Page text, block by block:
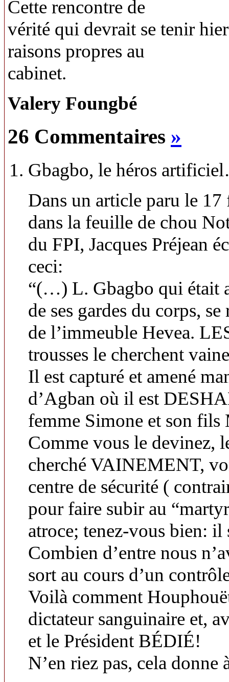
Cette rencontre de
vérité qui devrait se tenir
raisons propres au
cabinet.
Valery Foungbé
26 Commentaires »
Gbagbo, le héros
Dans un article paru le 17
dans la feuille de chou
du FPI, Jacques Préjean
ceci:
“(…) L. Gbagbo qui était
de ses gardes du corps,
de l’immeuble Hevea.
trousses le cherchent
Il est capturé et amené
d’Agban où il est
femme Simone et son
Comme vous le devinez,
cherché VAINEMENT,
centre de sécurité (
pour faire subir au
atroce; tenez-vous bien:
Combien d’entre nous
sort au cours d’un
Voilà comment
dictateur sanguinaire et,
et le Président BÉDIÉ!
N’en riez pas, cela donne